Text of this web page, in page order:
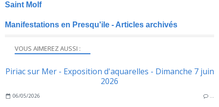
VOUS AIMEREZ AUSSI :
Piriac sur Mer - Exposition d'aquarelles - Dimanche 7 juin
2026
06/05/2026 …
Saint Molf
Manifestations en Presqu'ile - Articles archivés